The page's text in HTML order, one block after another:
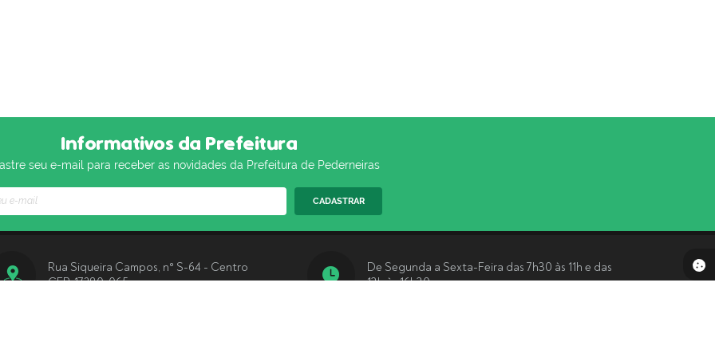
Informativos da Prefeitura
seu e-mail para receber as novidades da Prefeitura de Pederneiras
CADASTRAR
Rua Siqueira Campos, n° S-64 - Centro
CEP: 17280-065
De Segunda a Sexta-Feira das 7h30 às 11h e das
13h às 16h30